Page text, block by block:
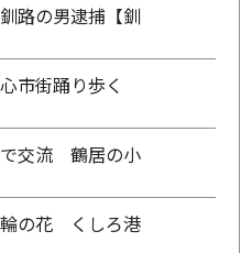
路の男逮捕【釧
市街踊り歩く
で交流 鶴居の小
の花 くしろ港